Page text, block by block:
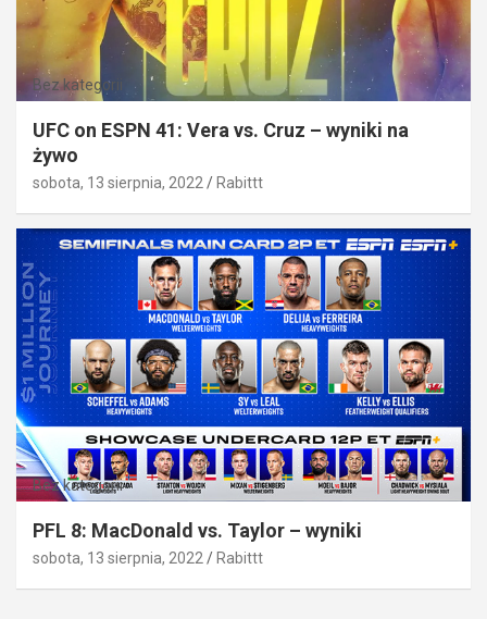
Bez kategorii
UFC on ESPN 41: Vera vs. Cruz – wyniki na
żywo
sobota, 13 sierpnia, 2022 Rabittt
Bez kategorii
PFL 8: MacDonald vs. Taylor – wyniki
sobota, 13 sierpnia, 2022 Rabittt